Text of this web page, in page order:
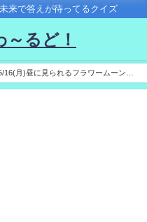
来で答えが待ってるクイズ
るど！
16(月)昼に見られるフラワームーン
測地点は？